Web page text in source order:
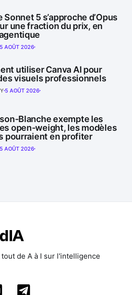
Sonnet 5 s’approche d’Opus
une fraction du prix, en
5 AOÛT 2026
utiliser Canva AI pour
visuels professionnels
5 AOÛT 2026
Blanche exempte les
open-weight, les modèles
pourraient en profiter
5 AOÛT 2026
de A à I sur l'intelligence